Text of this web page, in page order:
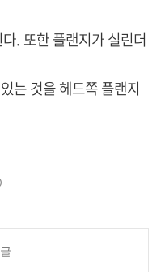
. 또한 플랜지가 실린더
는 것을 헤드쪽 플랜지